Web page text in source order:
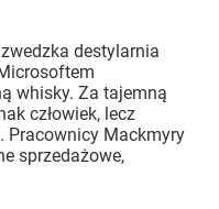
destylarnia
whisky. Za tajemną
człowiek, lecz
Pracownicy Mackmyry
sprzedażowe,